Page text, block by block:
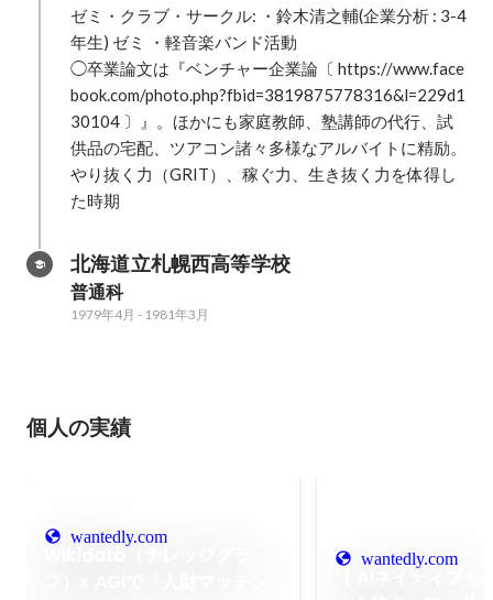
ゼミ・クラブ・サークル: ・鈴木清之輔(企業分析 : 3-4
年生) ゼミ ・軽音楽バンド活動
◯卒業論文は『ベンチャー企業論〔 https://www.face
book.com/photo.php?fbid=3819875778316&l=229d1
30104 〕』。ほかにも家庭教師、塾講師の代行、試
供品の宅配、ツアコン諸々多様なアルバイトに精励。
やり抜く力（GRIT）、稼ぐ力、生き抜く力を体得し
た時期
北海道立札幌西高等学校
普通科
1979年4月 - 1981年3月
個人の実績
wantedly.com
wantedly.com